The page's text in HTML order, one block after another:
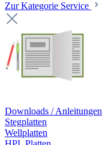
Zur Kategorie Service
Downloads / Anleitungen
Stegplatten
Wellplatten